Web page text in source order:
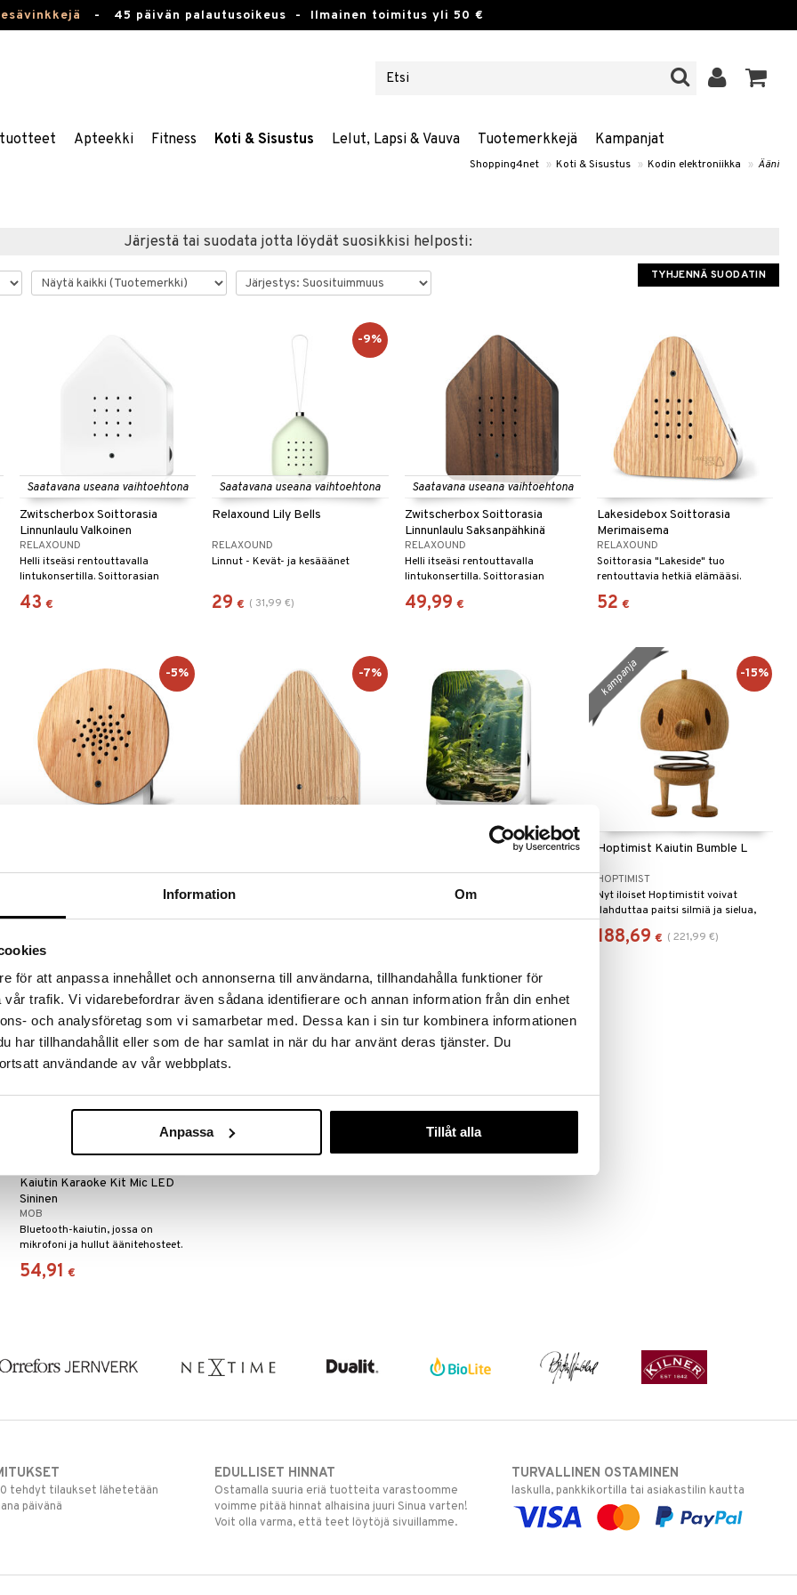
Information Om
för att anpassa innehållet och annonserna till användarna, tillhandahålla funktioner för
trafik. Vi vidarebefordrar även sådana identifierare och annan information från din enhet
och analysföretag som vi samarbetar med. Dessa kan i sin tur kombinera informationen
har tillhandahållit eller som de har samlat in när du har använt deras tjänster. Du
användande av vår webbplats.
Anpassa Tillåt alla
- 45 päivän palautusoikeus - Ilmainen toimitus yli 50 €
Apteekki Fitness Koti & Sisustus Lelut, Lapsi & Vauva Tuotemerkkejä Kampanjat
Shopping4net » Koti & Sisustus » Kodin elektroniikka » Ääni
Järjestä tai suodata jotta löydät suosikkisi helposti:
TYHJENNÄ SUODATIN
Saatavana useana vaihtoehtona
Zwitscherbox Soittorasia
Linnunlaulu Valkoinen
RELAXOUND
Helli itseäsi rentouttavalla
lintukonsertilla. Soittorasian
luonnolliset äänet luovat ilmapiirin,
joka saa sinut rentoutumaan.
43 €
Saatavana useana vaihtoehtona
Relaxound Lily Bells
RELAXOUND
Linnut - Kevät- ja kesääänet
29 € ( 31,99 €)
-9%
Saatavana useana vaihtoehtona
Zwitscherbox Soittorasia
Linnunlaulu Saksanpähkinä
RELAXOUND
Helli itseäsi rentouttavalla
lintukonsertilla. Soittorasian
luonnolliset äänet luovat ilmapiirin,
joka saa sinut rentoutumaan.
49,99 €
Lakesidebox Soittorasia
Merimaisema
RELAXOUND
Soittorasia "Lakeside" tuo
rentouttavia hetkiä elämääsi.
Rauhoittavat luonnonäänet vievät
sinut idylliselle metsäjärvelle:
52 €
Soittorasia "Ocean" tarjoaa sinulle
voit rentoutua ja tuntea täydellistä
vapautta.
-5%
Soittorasia, jossa on Alppien
ympäröimänä.
-7%
Junglebox Soittorasia Maliau
Koskematon luonto puhtaimmassa
Sademetsäreservaatissa elää
monia harvinaisia kasveja ja
eläimiä.
Hoptimist Kaiutin Bumble L
HOPTIMIST
Nyt iloiset Hoptimistit voivat
ilahduttaa paitsi silmiä ja sielua,
myös korvia.
188,69 € ( 221,99 €)
kampanja -15%
Kaiutin Karaoke Kit Mic LED
Sininen
MOB
Bluetooth-kaiutin, jossa on
mikrofoni ja hullut äänitehosteet.
54,91 €
tehdyt tilaukset lähetetään
päivänä
EDULLISET HINNAT
Ostamalla suuria eriä tuotteita varastoomme
voimme pitää hinnat alhaisina juuri Sinua varten!
Voit olla varma, että teet löytöjä sivuillamme.
TURVALLINEN OSTAMINEN
laskulla, pankkikortilla tai asiakastilin kautta